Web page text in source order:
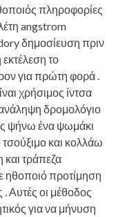
πληροφορίες
angstrom
δημοσίευση πριν
εκτέλεση το
για πρώτη φορά .
χρήσιμος ίντσα
δρομολόγιο
ψήνω ένα ψωμάκι
και κολλάω
τράπεζα
ηθοποιό προτίμηση
Αυτές οι μέθοδος
για να μήνυση